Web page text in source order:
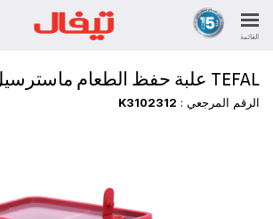
القائمة
TEFAL علبة حفظ الطعام ماسترسيل مايكرو
الرقم المرجعي : K3102312